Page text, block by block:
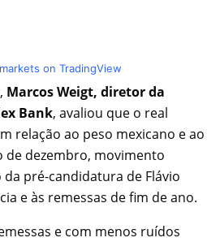
on TradingView
Marcos Weigt, diretor da
Bank, avaliou que o real
relação ao peso mexicano e ao
de dezembro, movimento
pré-candidatura de Flávio
e às remessas de fim de ano.
e com menos ruídos